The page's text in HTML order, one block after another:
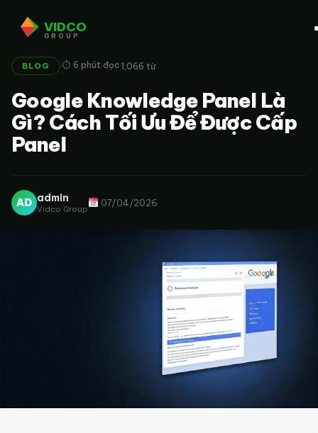
VIDCO
GROUP
BLOG ·⏱ 6 phút đọc·1,066 từ
Google Knowledge Panel Là
Gì? Cách Tối Ưu Để Được Cấp
Panel
AD admin
Vidco Group
07/04/2026